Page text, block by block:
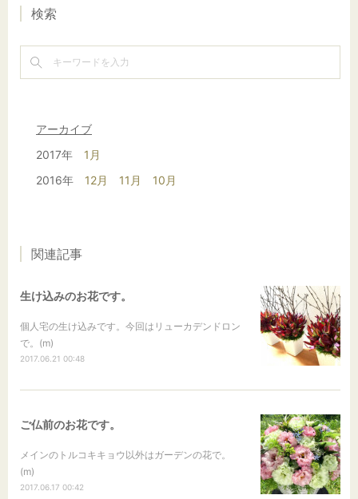
検索
アーカイブ
2017年 1月
2016年 12月 11月 10月
関連記事
生け込みのお花です。
個人宅の生け込みです。今回はリューカデンドロン
で。(m)
2017.06.21 00:48
ご仏前のお花です。
メインのトルコキキョウ以外はガーデンの花で。
(m)
2017.06.17 00:42